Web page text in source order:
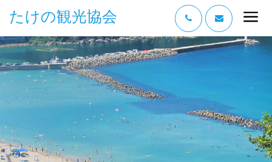
たけの観光協会
“たけの” の魅力
過ごし方
みどころ
泊まる